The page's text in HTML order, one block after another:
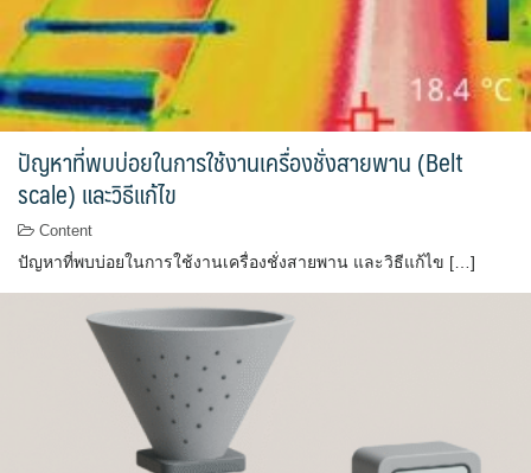
ปัญหาที่พบบ่อยในการใช้งานเครื่องชั่งสายพาน (Belt
scale) และวิธีแก้ไข
Content
ปัญหาที่พบบ่อยในการใช้งานเครื่องชั่งสายพาน และวิธีแก้ไข […]